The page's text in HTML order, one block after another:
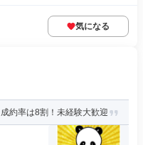
気になる
約率は8割！未経験大歓迎